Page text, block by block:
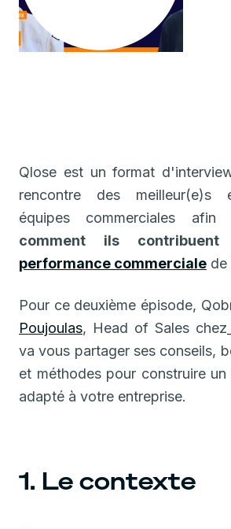
Qlose est un format
rencontre des meilleur(e)s
équipes commerciales
comment ils
performance commerciale de
Pour ce deuxième épisode,
Poujoulas, Head of Sales chez
va vous partager ses conseils,
et méthodes pour construire un
adapté à votre entreprise.
1. Le contexte